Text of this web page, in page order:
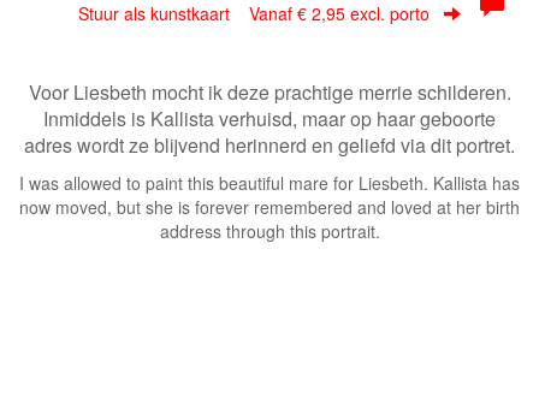
Stuur als kunstkaart Vanaf € 2,95 excl. porto
Voor Liesbeth mocht ik deze prachtige merrie schilderen.
Inmiddels is Kallista verhuisd, maar op haar geboorte
adres wordt ze blijvend herinnerd en geliefd via dit portret.
I was allowed to paint this beautiful mare for Liesbeth. Kallista has
now moved, but she is forever remembered and loved at her birth
address through this portrait.